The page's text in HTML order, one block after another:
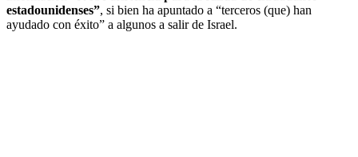
estadounidenses”, si bien ha apuntado a “terceros (que) han
ayudado con éxito” a algunos a salir de Israel.